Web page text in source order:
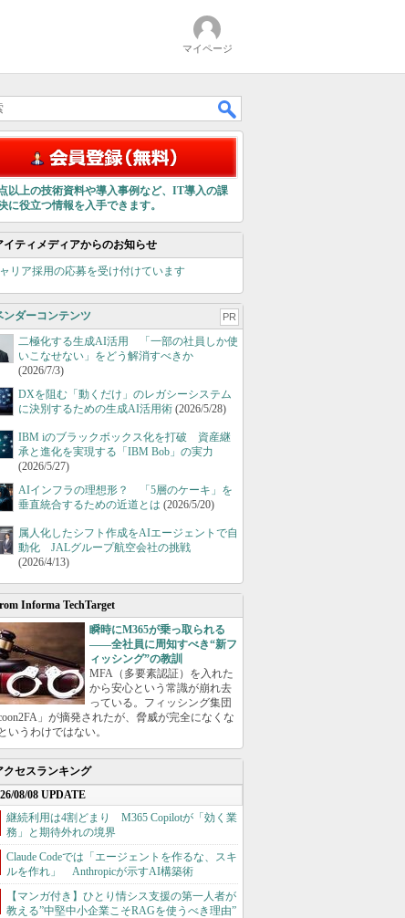
マイページ
以上の技術資料や導入事例など、IT導入の課
に役立つ情報を入手できます。
イティメディアからのお知らせ
リア採用の応募を受け付けています
ンダーコンテンツ PR
二極化する生成AI活用 「一部の社員しか使
いこなせない」をどう解消すべきか
(2026/7/3)
DXを阻む「動くだけ」のレガシーシステム
に決別するための生成AI活用術 (2026/5/28)
IBM iのブラックボックス化を打破 資産継
承と進化を実現する「IBM Bob」の実力
(2026/5/27)
AIインフラの理想形？ 「5層のケーキ」を
垂直統合するための近道とは (2026/5/20)
属人化したシフト作成をAIエージェントで自
動化 JALグループ航空会社の挑戦
(2026/4/13)
Informa TechTarget
瞬時にM365が乗っ取られる
――全社員に周知すべき“新フ
ィッシング”の教訓
MFA（多要素認証）を入れた
から安心という常識が崩れ去
っている。フィッシング集団
」が摘発されたが、脅威が完全になくな
いうわけではない。
クセスランキング
08/08 UPDATE
継続利用は4割どまり M365 Copilotが「効く業
務」と期待外れの境界
Claude Codeでは「エージェントを作るな、スキ
ルを作れ」 Anthropicが示すAI構築術
【マンガ付き】ひとり情シス支援の第一人者が
教える”中堅中小企業こそRAGを使うべき理由”